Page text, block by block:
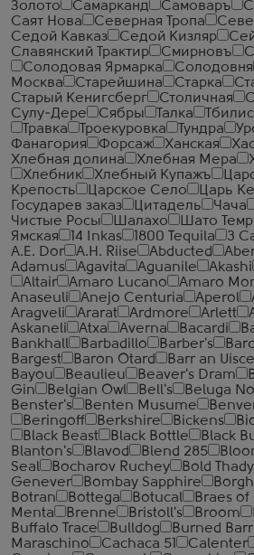
Золото
Самарканд Самоваръ
Саят Нова
Северная Тропа
Седой Кавказ
Седой Кизляр
Славянский Трактир
Смирновъ
Солодовая Ярмарка
Солодовня
Москва
Старейшина Старка
Старый Кенигсберг
Столичная
Сулу-Дере
Сябры Талка
Травка
Троекуровка Тундра
Фанагория
Форсаж Ханская
Хлебная долина
Хлебная Мера
Хлебник
Хлебный Купажъ
Крепость
Царское Село Царь
Государев заказ
Цитадель Чача
Чистые Росы
Шалахо Шато
Ямская
14 Inkas 1800 Tequila 3
A.E. Dor
A.H. Riise Abducted
Adamus
Agavita Aguanile Akashi
Altair
Amaro Lucano Amaro
Anaseuli
Anejo Centuria Aperol
Aragveli
Ararat Ardmore Arlett
Askaneli
Atxa Averna Bacardi
Bankhall
Barbadillo Barber's
Bargest
Baron Otard Barr an Uisce
Bayou
Beaulieu Beaver's Dram
Gin
Belgian Owl Bell's Beluga
Benster's
Benten Musume
Beringoff
Berkshire Bickens
Black Beast
Black Bottle Black
Blanton's
Blavod Blend 285
Seal
Bocharov Ruchey Bold Thady
Genever
Bombay Sapphire
Botran
Bottega Botucal Braes
Menta
Brenne Bristoll's Broom
Buffalo Trace
Bulldog Burned
Maraschino
Cachaca 51 Calenter